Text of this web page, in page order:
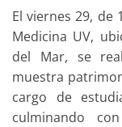
El viernes 29, de
Medicina UV,
del Mar, se
muestra
cargo de
culminando